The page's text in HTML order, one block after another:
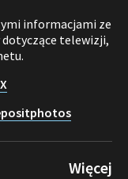
informacjami ze
telewizji,
Więcej